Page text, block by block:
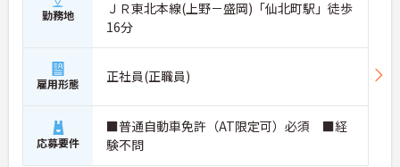
勤務地
ＪＲ東北本線(上野－盛岡)「仙北町駅」徒歩
16分
雇用形態 正社員(正職員)
応募要件
■普通自動車免許（AT限定可）必須 ■経
験不問